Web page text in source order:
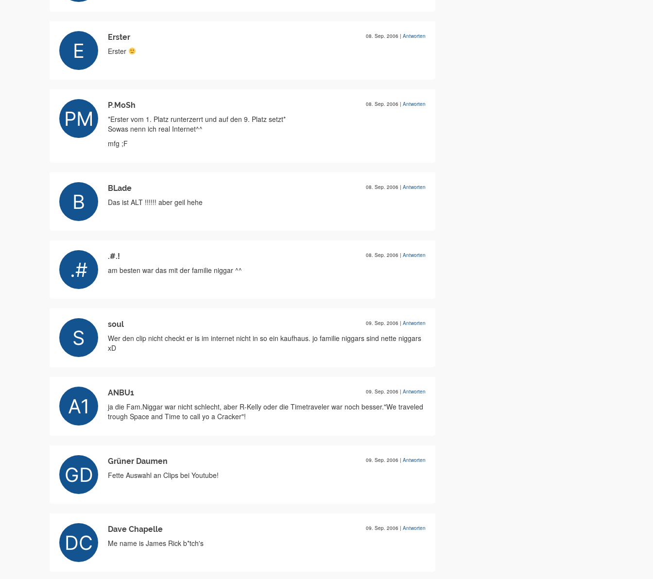
Erster 08. Sep. 2006 | Antworten
Erster
P.MoSh 08. Sep. 2006 | Antworten
*Erster vom 1. Platz runterzerrt und auf den 9. Platz setzt*
Sowas nenn ich real Internet^^
mfg ;F
BLade 08. Sep. 2006 | Antworten
Das ist ALT !!!!!! aber geil hehe
.#.! 08. Sep. 2006 | Antworten
am besten war das mit der familie niggar ^^
soul 09. Sep. 2006 | Antworten
Wer den clip nicht checkt er is im internet nicht in so ein kaufhaus. jo familie niggars sind nette niggars
xD
ANBU1 09. Sep. 2006 | Antworten
ja die Fam.Niggar war nicht schlecht, aber R-Kelly oder die Timetraveler war noch besser."We traveled
trough Space and Time to call yo a Cracker"!
Grüner Daumen 09. Sep. 2006 | Antworten
Fette Auswahl an Clips bei Youtube!
Dave Chapelle 09. Sep. 2006 | Antworten
Me name is James Rick b*tch's